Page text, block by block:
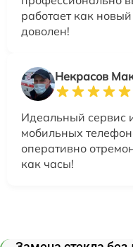
работает как
доволен!
Некрасов
Идеальный сервис
мобильных
оперативно
как часы!